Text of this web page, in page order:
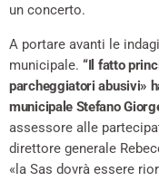
un concerto.
A portare avanti le
municipale. “Il fatto
parcheggiatori abusivi»
municipale Stefano
assessore alle
direttore generale
«la Sas dovrà essere